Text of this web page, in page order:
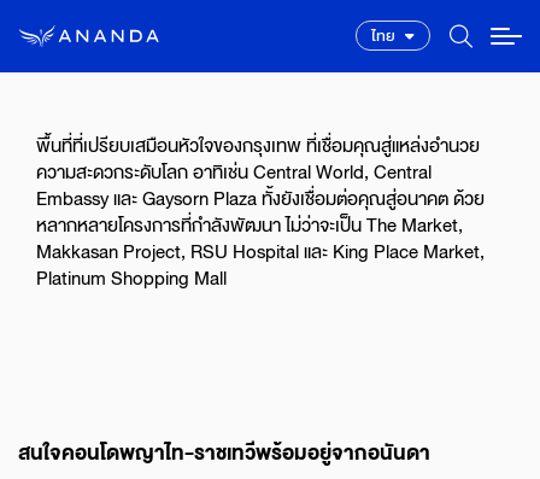
ไทย
พื้นที่ที่เปรียบเสมือนหัวใจของกรุงเทพ ที่เชื่อมคุณสู่แหล่งอำนวย
ความสะดวกระดับโลก อาทิเช่น Central World, Central
Embassy และ Gaysorn Plaza ทั้งยังเชื่อมต่อคุณสู่อนาคต ด้วย
หลากหลายโครงการที่กำลังพัฒนา ไม่ว่าจะเป็น The Market,
Makkasan Project, RSU Hospital และ King Place Market,
Platinum Shopping Mall
สนใจคอนโดพญาไท-ราชเทวีพร้อมอยู่จากอนันดา